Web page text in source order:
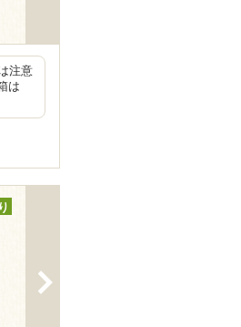
注意
は